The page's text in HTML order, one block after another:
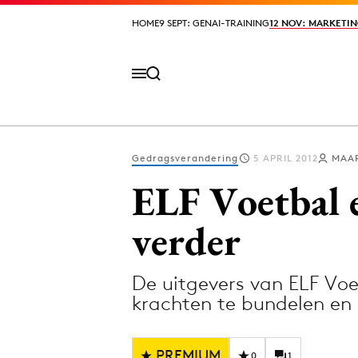
HOME9 SEPT: GENAI-TRAINING12 NOV:
HOME9 SEPT: GENAI-TRAINING12 NOV:
Design
Digital
Diversiteit
Gedragsverandering 5 APRIL 2012
ELF Voetbal
verder
De uitgevers van ELF
krachten te bundelen
0 1